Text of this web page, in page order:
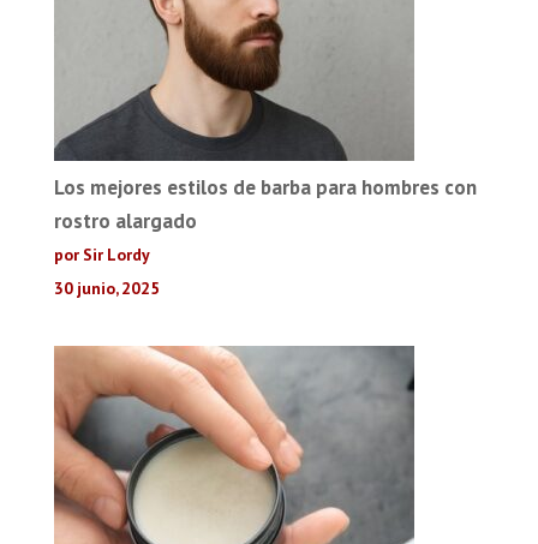
Los mejores estilos de barba para hombres con
rostro alargado
por Sir Lordy
30 junio, 2025